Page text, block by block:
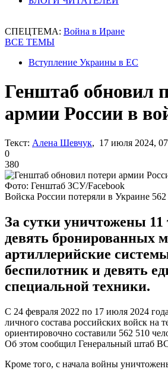
СПЕЦТЕМА: Война в Иране
ВСЕ ТЕМЫ
Вступление Украины в ЕС
Генштаб обновил
армии России в
Текст: Алена Шевчук, 17 июля 2024,
0
380
Фото: Генштаб ЗСУ/Facebook
Войска России потеряли в Украине 562
За сутки уничтожены 11
девять бронированных
артиллерийские
беспилотник и девять
специальной техники.
С 24 февраля 2022 по 17 июля 2024
личного состава российских войск на
ориентировочно составили 562 510
Об этом сообщил Генеральный штаб
Кроме того, с начала войны